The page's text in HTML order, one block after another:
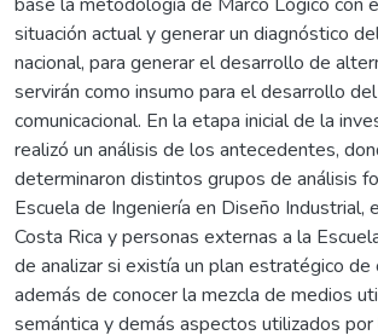
situación actual y generar un diagnóstico
nacional, para generar el desarrollo de
servirán como insumo para el desarrollo
comunicacional. En la etapa inicial de la
realizó un análisis de los antecedentes,
determinaron distintos grupos de análisis
Escuela de Ingeniería en Diseño Industrial,
Costa Rica y personas externas a la
de analizar si existía un plan estratégico de
además de conocer la mezcla de medios
semántica y demás aspectos utilizados por